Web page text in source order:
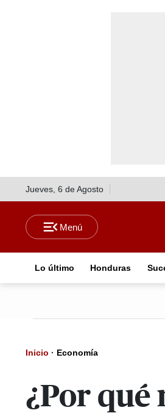
Jueves, 6 de Agosto
Lo último Honduras
Inicio · Economía
¿Por qué